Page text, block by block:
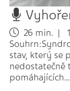
26 min. |
stav, který se
nedostatečně
pomáhajících…